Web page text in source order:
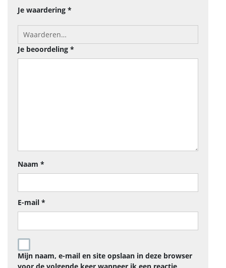
Je waardering *
Je beoordeling *
Naam *
E-mail *
Mijn naam, e-mail en site opslaan in deze browser